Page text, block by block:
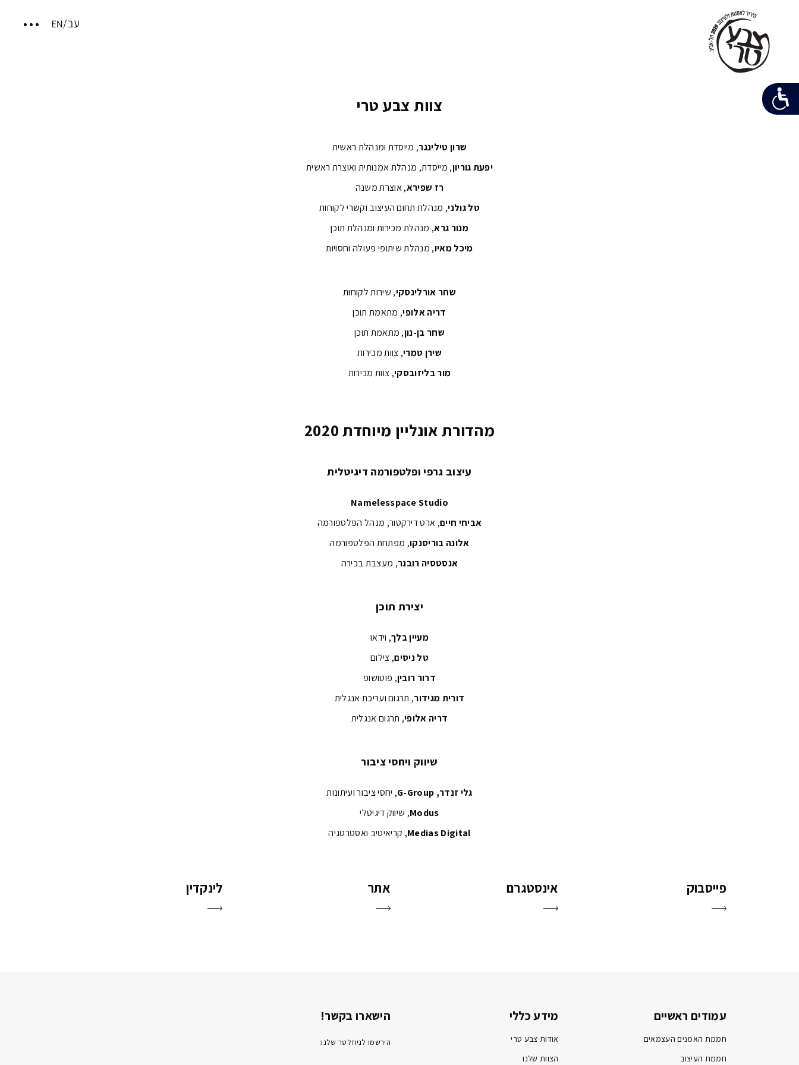
צוות צבע טרי
שרון טילינגר, מייסדת ומנהלת ראשית
יפעת גוריון, מייסדת, מנהלת אמנותית ואוצרת ראשית
רז שפירא, אוצרת משנה
טל גולני, מנהלת תחום העיצוב וקשרי לקוחות
מנור גרא, מנהלת מכירות ומנהלת תוכן
מיכל מאיו, מנהלת שיתופי פעולה וחסויות
שחר אורלינסקי, שירות לקוחות
דריה אלופי, מתאמת תוכן
שחר בן-נון, מתאמת תוכן
שירן טמרי, צוות מכירות
מור בליזובסקי, צוות מכירות
מהדורת אונליין מיוחדת 2020
עיצוב גרפי ופלטפורמה דיגיטלית
Namelesspace Studio
אביחי חיים, ארט דירקטור, מנהל הפלטפורמה
אלונה בוריסנקו, מפתחת הפלטפורמה
אנסטסיה רובנר, מעצבת בכירה
יצירת תוכן
מעיין בלך, וידאו
טל ניסים, צילום
דרור רובין, פוטושופ
דורית מגידור, תרגום ועריכת אנגלית
דריה אלופי, תרגום אנגלית
שיווק ויחסי ציבור
גלי זנדר, G-Group
, יחסי ציבור ועיתונות
Modus, שיווק דיגיטלי
Medias Digital, קריאיטיב ואסטרטגיה
פייסבוק אינסטגרם אתר לינקדין
עמודים ראשיים
חממת האמנים העצמאים
חממת העיצוב
מידע כללי
אודות צבע טרי
הצוות שלנו
הישארו בקשר!
הירשמו לניוזלטר שלנו: